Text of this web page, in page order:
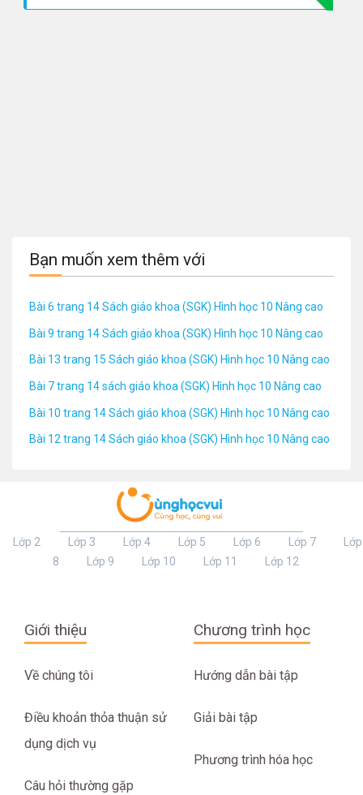
Bạn muốn xem thêm với
Bài 6 trang 14 Sách giáo khoa (SGK) Hình học 10 Nâng cao
Bài 9 trang 14 Sách giáo khoa (SGK) Hình học 10 Nâng cao
Bài 13 trang 15 Sách giáo khoa (SGK) Hình học 10 Nâng cao
Bài 7 trang 14 sách giáo khoa (SGK) Hình học 10 Nâng cao
Bài 10 trang 14 Sách giáo khoa (SGK) Hình học 10 Nâng cao
Bài 12 trang 14 Sách giáo khoa (SGK) Hình học 10 Nâng cao
Lớp 2 Lớp 3 Lớp 4 Lớp 5 Lớp 6 Lớp 7
Lớp
8
Lớp 9 Lớp 10 Lớp 11 Lớp 12
Giới thiệu
Về chúng tôi
Điều khoản thỏa thuận sử
dụng dịch vụ
Câu hỏi thường gặp
Chương trình học
Hướng dẫn bài tập
Giải bài tập
Phương trình hóa học